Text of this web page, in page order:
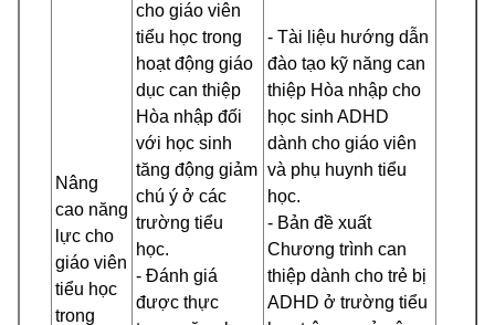
Nâng
cao năng
lực cho
giáo viên
tiểu học
trong
cho giáo viên
tiểu học trong
hoạt động giáo
dục can thiệp
Hòa nhập đối
với học sinh
tăng động giảm
chú ý ở các
trường tiểu
học.
- Đánh giá
được thực
- Tài liệu hướng dẫn
đào tạo kỹ năng can
thiệp Hòa nhập cho
học sinh ADHD
dành cho giáo viên
và phụ huynh tiểu
học.
- Bản đề xuất
Chương trình can
thiệp dành cho trẻ bị
ADHD ở trường tiểu